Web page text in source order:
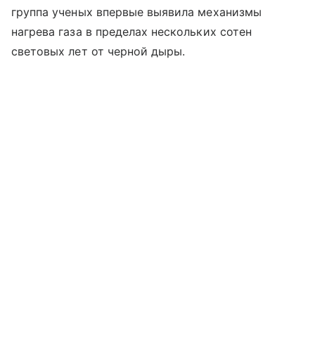
группа ученых впервые выявила механизмы
нагрева газа в пределах нескольких сотен
световых лет от черной дыры.